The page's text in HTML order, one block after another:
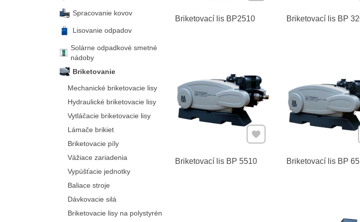
Briketovací lis BP2510 Briketovací lis BP
Briketovací lis BP 5510
Pridať k Obľúbeným
Briketovací lis BP
Spracovanie kovov
Lisovanie odpadov
Solárne odpadkové smetné
nádoby
Briketovanie
Mechanické briketovacie lisy
Hydraulické briketovacie lisy
Vytláčacie briketovacie lisy
Lámače brikiet
Briketovacie píly
Vážiace zariadenia
Vypúšťacie jednotky
Baliace stroje
Dávkovacie silá
Briketovacie lisy na polystyrén